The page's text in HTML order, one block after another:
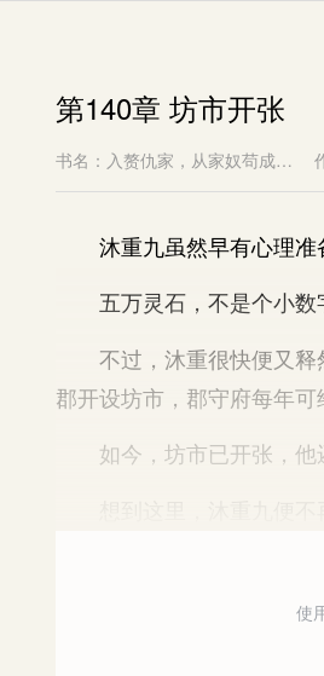
第140章 坊市开张
书名：入赘仇家，从家奴苟成…
沐重九虽然早有心理准备
五万灵石，不是个小数
不过，沐重很快便又释
郡开设坊市，郡守府每年可
如今，坊市已开张，他
使